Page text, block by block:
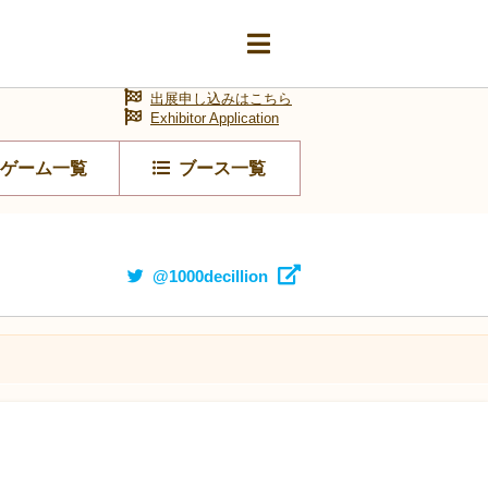
ゲーム一覧 ブース一覧
出展申し込みはこちら
Exhibitor Application
@1000decillion